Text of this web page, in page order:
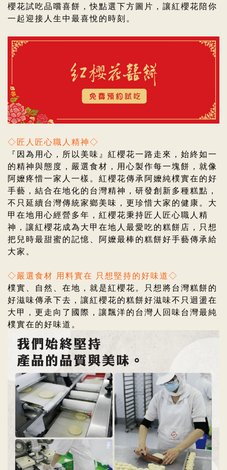
櫻花試吃品嚐喜餅，快點選下方圖片， 讓紅櫻花陪你
一起迎接人生中最喜悅的時刻。
◇匠人匠心職人精神◇
『因為用心，所以美味』紅櫻花一路走來，始終如一
的精神與態度，嚴選食材，用心製作每一塊餅，就像
阿嬤疼惜一家人一樣。紅櫻花傳承阿嬤純樸實在的好
手藝，結合在地化的台灣精神，研發創新多種糕點，
不只延續台灣傳統家鄉美味，更珍惜大家的健康。大
甲在地用心經營多年，紅櫻花秉持匠人匠心職人精
神， 讓紅櫻花成為大甲在地人最愛吃的糕餅店， 只想
把兒時最甜蜜的記憶、阿嬤最棒的糕餅好手藝傳承給
大家。
◇嚴選食材 用料實在 只想堅持的好味道◇
樸實、自然、在地，就是紅櫻花。只想將台灣糕餅的
好滋味傳承下去， 讓紅櫻花的糕餅好滋味不只迴盪在
大甲，更走向了國際，讓飄洋的台灣人回味台灣最純
樸實在的好味道。